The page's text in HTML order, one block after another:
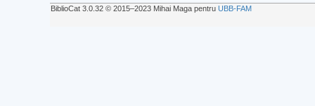
BiblioCat 3.0.32 © 2015‒2023 Mihai Maga pentru UBB-FAM